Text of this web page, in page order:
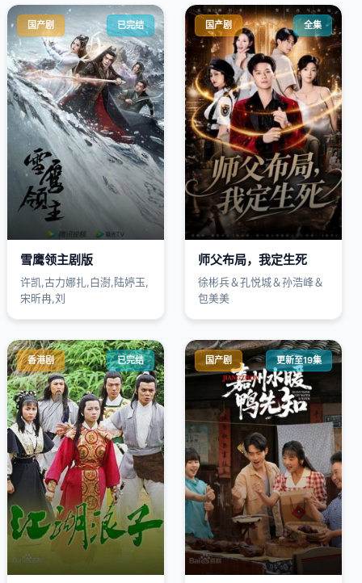
国产剧 已完结
雪鹰领主剧版
许凯,古力娜扎,白澍,陆婷玉,
宋昕冉,刘
国产剧 全集
师父布局，我定生死
徐彬兵＆孔悦城＆孙浩峰＆
包美美
香港剧 已完结 国产剧 更新至19集